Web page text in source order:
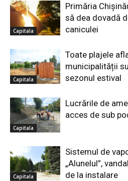
Capitala
Primăria
să dea dovadă
caniculei
Capitala
Toate plajele
municipalității
sezonul estival
Capitala
Lucrările de
acces de sub
Capitala
Sistemul de
„Alunelul”,
de la instalare